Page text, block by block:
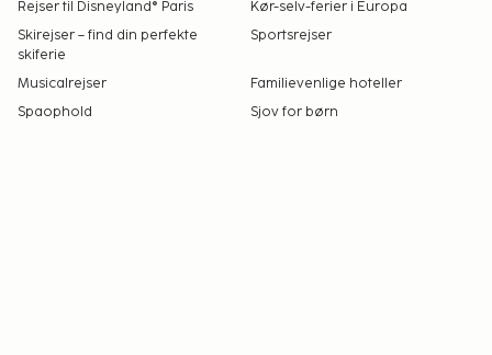
Rejser til Disneyland® Paris
Kør-selv-ferier i Europa
Skirejser – find din perfekte
skiferie
Sportsrejser
Musicalrejser
Familievenlige hoteller
Spaophold
Sjov for børn